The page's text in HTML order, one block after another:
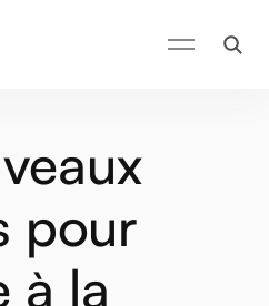
pour
à la